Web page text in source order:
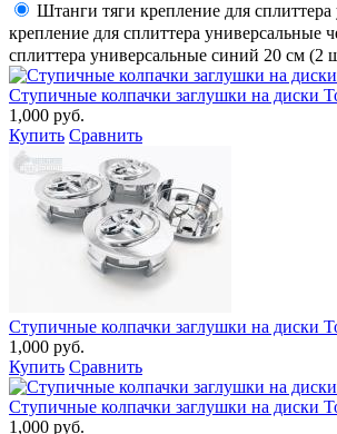
Штанги тяги крепление для
крепление для сплиттера универсальные
сплиттера универсальные синий 20 см (2
Ступичные колпачки заглушки на диски
1,000 руб.
Купить Сравнить
Ступичные колпачки заглушки на диски
1,000 руб.
Купить Сравнить
Ступичные колпачки заглушки на диски
1,000 руб.